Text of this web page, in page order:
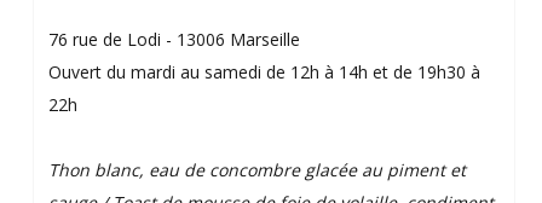
76 rue de Lodi - 13006 Marseille
Ouvert du mardi au samedi de 12h à 14h et de 19h30 à
22h
Thon blanc, eau de concombre glacée au piment et